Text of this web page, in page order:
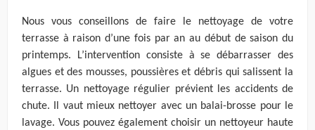
Nous vous conseillons de faire le nettoyage de votre
terrasse à raison d’une fois par an au début de saison du
printemps. L’intervention consiste à se débarrasser des
algues et des mousses, poussières et débris qui salissent la
terrasse. Un nettoyage régulier prévient les accidents de
chute. Il vaut mieux nettoyer avec un balai-brosse pour le
lavage. Vous pouvez également choisir un nettoyeur haute